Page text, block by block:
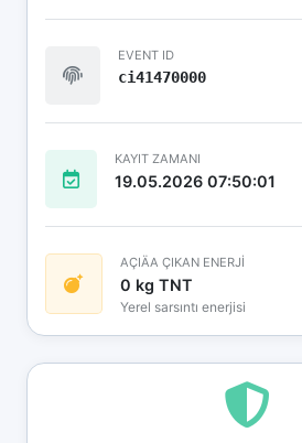
EVENT ID
ci41470000
KAYIT ZAMANI
19.05.2026 07:50:01
AÇIÄA ÇIKAN ENERJİ
0 kg TNT
Yerel sarsıntı enerjisi